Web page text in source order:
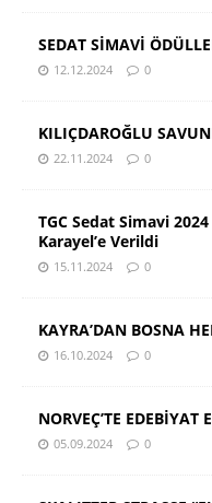
SEDAT SİMAVİ
12.12.2024 0
KILIÇDAROĞLU
22.11.2024 0
TGC Sedat Simavi
Karayel’e Verildi
15.11.2024 0
KAYRA’DAN BOSNA
16.10.2024 0
NORVEÇ’TE EDEBİYAT
05.09.2024 0